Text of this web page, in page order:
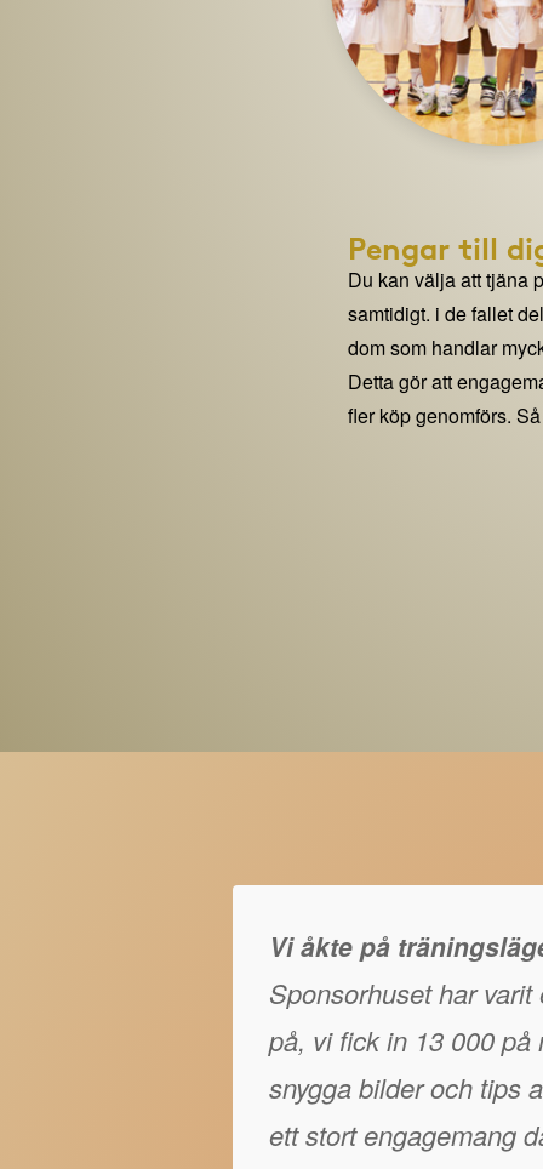
Pengar till
Du kan välja att tjäna
samtidigt. i de fallet
dom som handlar
Detta gör att
fler köp genomförs.
Vi åkte på
Sponsorhuset har
på, vi fick in 13 000 på
snygga bilder och tips
ett stort engagemang